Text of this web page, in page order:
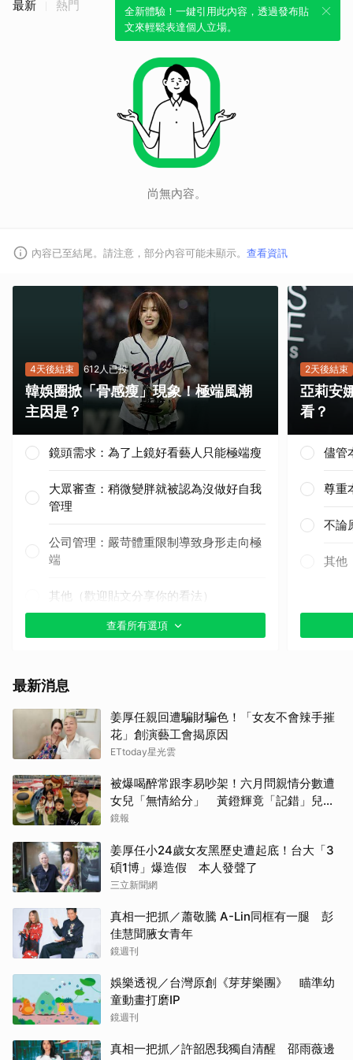
全新體驗！一鍵引用此內容，透過發布貼
文來輕鬆表達個人立場。
最新 熱門
尚無內容。
內容已至結尾。請注意，部分內容可能未顯示。 查看資訊
4天後結束 612人已投
韓娛圈掀「骨感瘦」現象！極端風潮
主因是？
鏡頭需求：為了上鏡好看藝人只能極端瘦
大眾審查：稍微變胖就被認為沒做好自我
管理
公司管理：嚴苛體重限制導致身形走向極
端
其他（歡迎貼文分享你的看法）
查看所有選項
2天後結束
亞莉安
看？
儘管
尊重
不論
其他
最新消息
姜厚任親回遭騙財騙色！「女友不會辣手摧
花」創演藝工會揭原因
ETtoday星光雲
被爆喝醉常跟李易吵架！六月問親情分數遭
女兒「無情給分」 黃鐙輝竟「記錯」兒子
班級
鏡報
姜厚任小24歲女友黑歷史遭起底！台大「3
碩1博」爆造假 本人發聲了
三立新聞網
真相一把抓／蕭敬騰 A-Lin同框有一腿 彭
佳慧聞腋女青年
鏡週刊
娛樂透視／台灣原創《芽芽樂團》 瞄準幼
童動畫打磨IP
鏡週刊
真相一把抓／許韶恩我獨自清醒 邵雨薇邊